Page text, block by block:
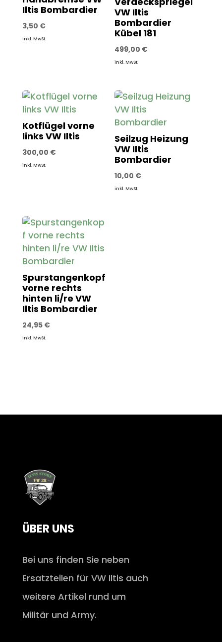
Iltis Bombardier
3,50 €
inkl. MwSt.
VW Iltis
Bombardier
Kübel 181
499,00 €
inkl. MwSt.
Kotflügel vorne
links VW Iltis
300,00 €
inkl. MwSt.
Seilzug Heizung
VW Iltis
Bombardier
10,00 €
inkl. MwSt.
Spurstangenkopf
vorne rechts
hinten li/re VW
Iltis Bombardier
24,95 €
inkl. MwSt.
ÜBER UNS
Bei uns finden Sie neben
Ersatzteilen für VW Iltis auch
weitere Artikel rund um
Militär und Army.